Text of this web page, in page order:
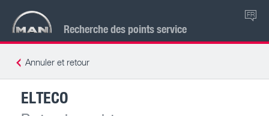
Recherche des points service
FR
Annuler et retour
ELTECO